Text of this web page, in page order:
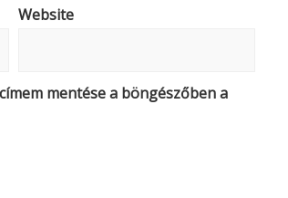
Website
mentése a böngészőben a